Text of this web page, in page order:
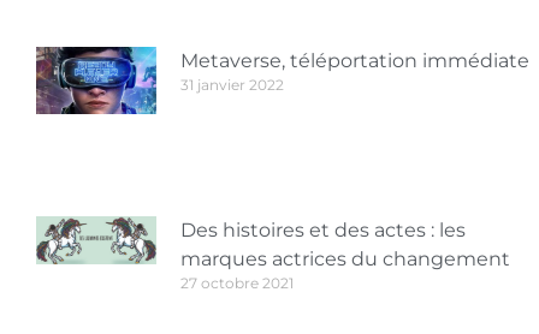
Metaverse, téléportation immédiate
31 janvier 2022
Des histoires et des actes : les
marques actrices du changement
27 octobre 2021